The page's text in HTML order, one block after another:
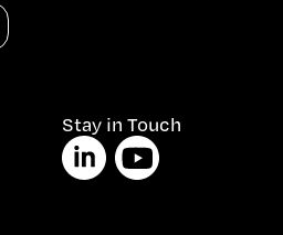
Stay in Touch